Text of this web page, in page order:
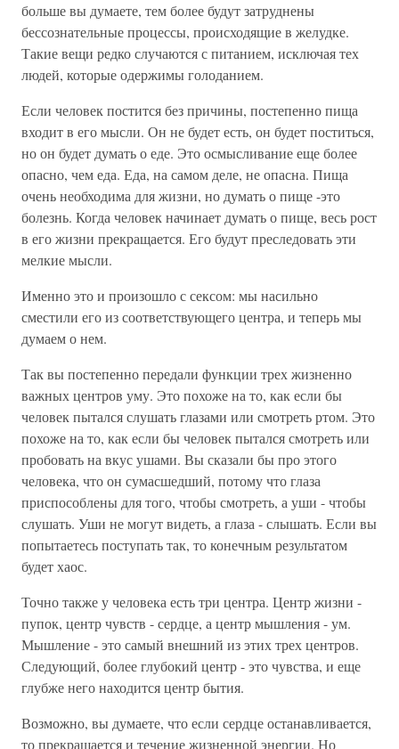
больше вы думаете, тем более будут затруднены
бессознательные процессы, происходящие в желудке.
Такие вещи редко случаются с питанием, исключая тех
людей, которые одержимы голоданием.
Если человек постится без причины, постепенно пища
входит в его мысли. Он не будет есть, он будет поститься,
но он будет думать о еде. Это осмысливание еще более
опасно, чем еда. Еда, на самом деле, не опасна. Пища
очень необходима для жизни, но думать о пище -это
болезнь. Когда человек начинает думать о пище, весь рост
в его жизни прекращается. Его будут преследовать эти
мелкие мысли.
Именно это и произошло с сексом: мы насильно
сместили его из соответствующего центра, и теперь мы
думаем о нем.
Так вы постепенно передали функции трех жизненно
важных центров уму. Это похоже на то, как если бы
человек пытался слушать глазами или смотреть ртом. Это
похоже на то, как если бы человек пытался смотреть или
пробовать на вкус ушами. Вы сказали бы про этого
человека, что он сумасшедший, потому что глаза
приспособлены для того, чтобы смотреть, а уши - чтобы
слушать. Уши не могут видеть, а глаза - слышать. Если вы
попытаетесь поступать так, то конечным результатом
будет хаос.
Точно также у человека есть три центра. Центр жизни -
пупок, центр чувств - сердце, а центр мышления - ум.
Мышление - это самый внешний из этих трех центров.
Следующий, более глубокий центр - это чувства, и еще
глубже него находится центр бытия.
Возможно, вы думаете, что если сердце останавливается,
то прекращается и течение жизненной энергии. Но